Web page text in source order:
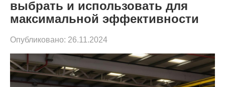
выбрать и использовать для
максимальной эффективности
Опубликовано: 26.11.2024